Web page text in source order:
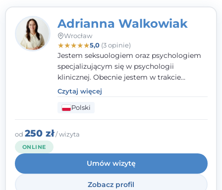
Adrianna Walkowiak
Wrocław
★★★★★5,0(3 opinie)
Jestem seksuologiem oraz psychologiem
specjalizującym się w psychologii
klinicznej. Obecnie jestem w trakcie
szkolenia na psychoterapeutę
systemowego. Posiadam status członka
nadzwyczajnego Wielkopolskiego
TowarzystwaTerapii Systemowejoraz
należę do Polskiego Towarzystwa
pierwszym miejscu stawiam budowanie
atmosfery bezpieczeństwa i zrozumienia w
relacjach z Klientami. Istotna dla nie jest
również koncentracja na dostępnych
Czytaj więcej
Polski
od 250 zł/ wizyta
ONLINE
Umów wizytę
Zobacz profil